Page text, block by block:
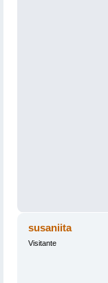
susaniita
Visitante